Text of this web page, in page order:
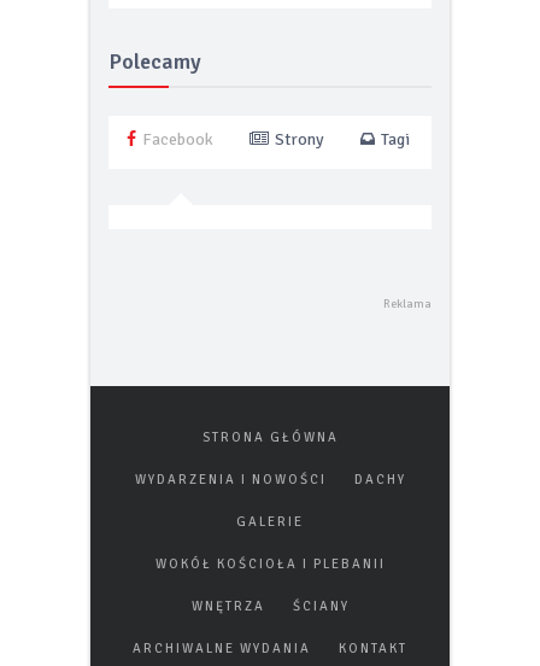
Polecamy
Facebook Strony Tagi
STRONA GŁÓWNA
WYDARZENIA I NOWOŚCI DACHY
GALERIE
WOKÓŁ KOŚCIOŁA I PLEBANII
WNĘTRZA ŚCIANY
ARCHIWALNE WYDANIA KONTAKT